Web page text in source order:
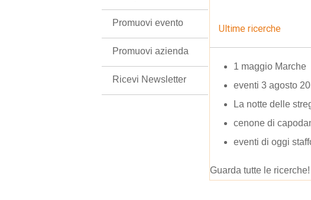
Ultime ricerche
1 maggio Marche
eventi 3 agosto
La notte delle
cenone di
eventi di oggi
Guarda tutte le ricerche!
Promuovi evento
Promuovi azienda
Ricevi Newsletter